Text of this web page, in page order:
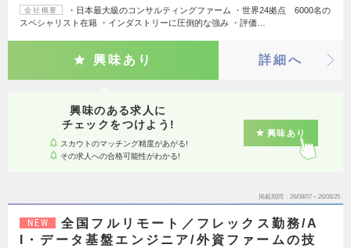
会社概要
・日本最大級のコンサルティングファーム ・世界24拠点 6000名の
スペシャリスト在籍 ・インダストリーに圧倒的な強み ・評価…
興味あり 詳細へ
興味のある求人に
チェックをつけよう!
スカウトのマッチング精度があがる!
その求人への合格可能性がわかる!
興味あり
掲載期間 26/08/07～26/08/25
NEW
全国フルリモート／フレックス勤務/A
I・データ基盤エンジニア/外資ファームの技